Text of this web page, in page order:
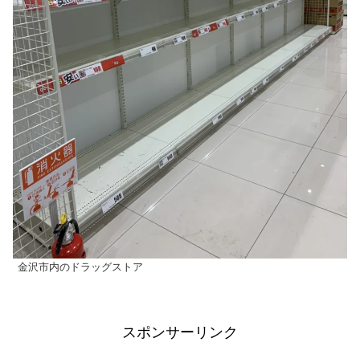
金沢市内のドラッグストア
スポンサーリンク